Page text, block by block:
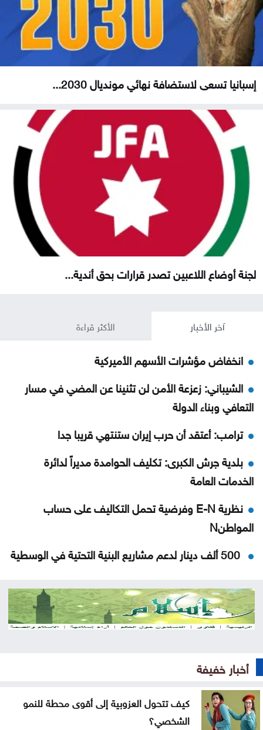
إسبانيا تسعى لاستضافة نهائي مونديال 2030...
لجنة أوضاع اللاعبين تصدر قرارات بحق أندية...
آخر الأخبار الأكثر قراءة
انخفاض مؤشرات الأسهم الأميركية
الشيباني: زعزعة الأمن لن تثنينا عن المضي في مسار
التعافي وبناء الدولة
ترامب: أعتقد أن حرب إيران ستنتهي قريبا جدا
بلدية جرش الكبرى: تكليف الحوامدة مديراً لدائرة
الخدمات العامة
نظرية E-N وفرضية تحمل التكاليف على حساب
المواطنN
تمهيدي الدوري الأوروبي
أوغندا توافق على نشر وحدة من جيشها في غزة
مضيق البوسفور
الأردن يدين التفجير الإرهابي الذي استهدف حافلة في
جرمانا بريف دمشق
أخبار خفيفة
كيف تتحول العزوبية إلى أقوى محطة للنمو
الشخصي؟